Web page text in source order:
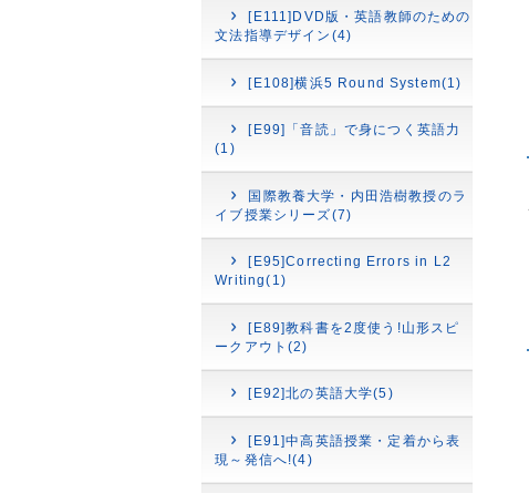
[E111]DVD版・英語教師のための
文法指導デザイン(4)
[E108]横浜5 Round System(1)
[E99]「音読」で身につく英語力
(1)
国際教養大学・内田浩樹教授のラ
イブ授業シリーズ(7)
[E95]Correcting Errors in L2
Writing(1)
[E89]教科書を2度使う!山形スピ
ークアウト(2)
[E92]北の英語大学(5)
[E91]中高英語授業・定着から表
現～発信へ!(4)